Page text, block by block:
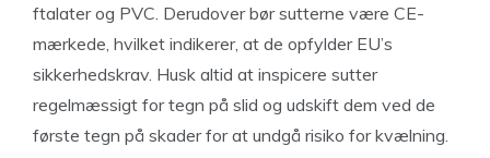
ftalater og PVC. Derudover bør sutterne være CE-
mærkede, hvilket indikerer, at de opfylder EU’s
sikkerhedskrav. Husk altid at inspicere sutter
regelmæssigt for tegn på slid og udskift dem ved de
første tegn på skader for at undgå risiko for kvælning.